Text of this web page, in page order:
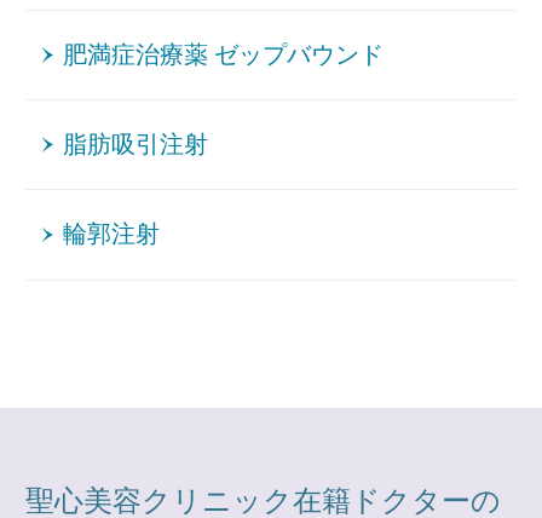
肥満症治療薬 ゼップバウンド
脂肪吸引注射
輪郭注射
聖心美容クリニック在籍ドクターの